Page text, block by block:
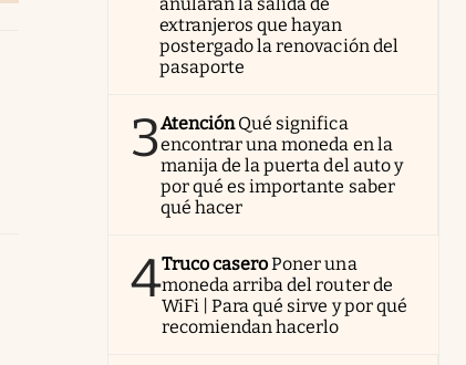
extranjeros que hayan
postergado la renovación del
pasaporte
3AtenciónQué significa
encontrar una moneda en la
manija de la puerta del auto y
por qué es importante saber
qué hacer
4Truco caseroPoner una
moneda arriba del router de
WiFi | Para qué sirve y por qué
recomiendan hacerlo